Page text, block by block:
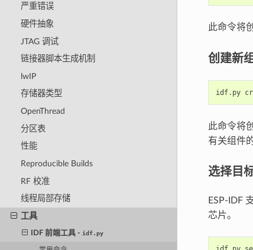
严重错误
硬件抽象
JTAG 调试
链接器脚本生成机制
lwIP
存储器类型
OpenThread
分区表
性能
Reproducible Builds
RF 校准
线程局部存储
工具
IDF 前端工具 -idf.py
此命令将
创建新
idf.py
此命令将
有关组件
选择目
ESP-IDF
芯片。